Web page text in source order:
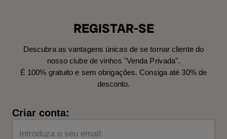
REGISTAR-SE
Descubra as vantagens únicas de se tornar cliente do
nosso clube de vinhos "Venda Privada".
É 100% gratuito e sem obrigações. Consiga até 30% de
desconto.
Criar conta:
Introduza o seu email: